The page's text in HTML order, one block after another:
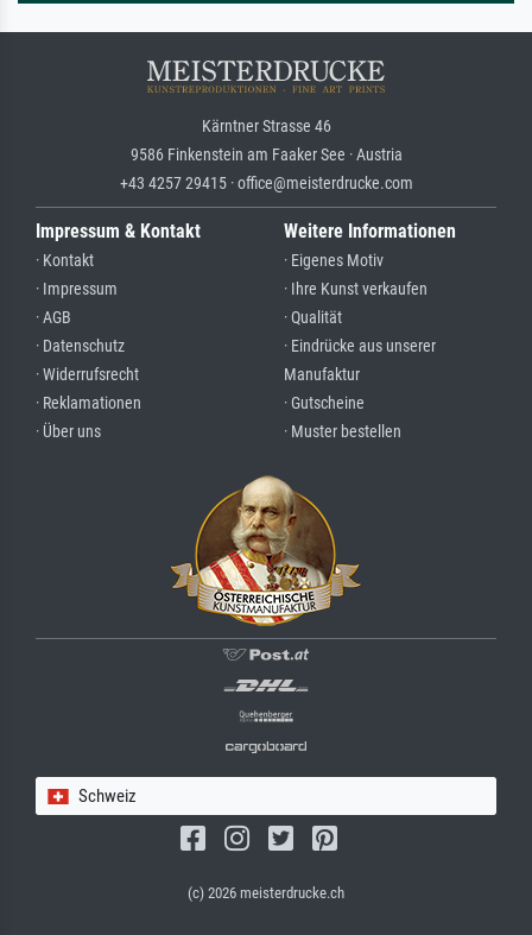
Kärntner Strasse 46
9586 Finkenstein am Faaker See · Austria
+43 4257 29415 · office@meisterdrucke.com
Impressum & Kontakt
· Kontakt
· Impressum
· AGB
· Datenschutz
· Widerrufsrecht
· Reklamationen
· Über uns
Weitere Informationen
· Eigenes Motiv
· Ihre Kunst verkaufen
· Qualität
· Eindrücke aus unserer
Manufaktur
· Gutscheine
· Muster bestellen
Schweiz
(c) 2026 meisterdrucke.ch